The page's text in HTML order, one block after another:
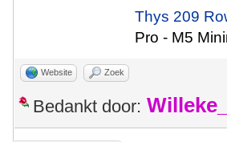
Thys 209
Pro - M5
Website Zoek
Bedankt door: